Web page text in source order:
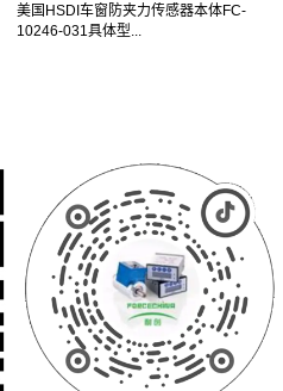
美国HSDI车窗防夹力传感器本体FC-
10246-031具体型...